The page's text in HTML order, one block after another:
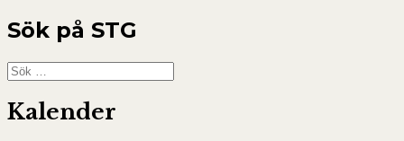
Sök på STG
Sök
efter:
Kalender